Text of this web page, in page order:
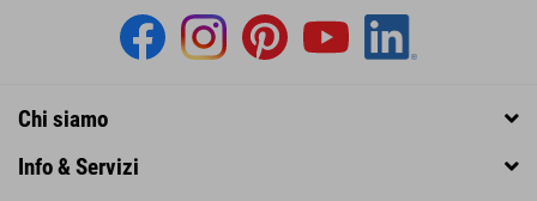
Chi siamo
Info & Servizi